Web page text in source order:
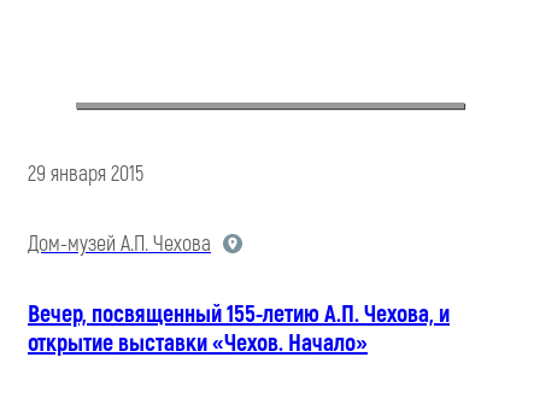
29 января 2015
Дом-музей А.П. Чехова
Вечер, посвященный 155-летию А.П. Чехова, и
открытие выставки «Чехов. Начало»